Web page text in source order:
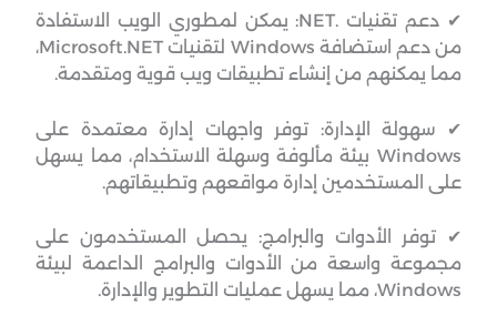
✔ دعم تقنيات .NET: يمكن لمطوري الويب الاستفادة
من دعم استضافة Windows لتقنيات Microsoft.NET،
مما يمكنهم من إنشاء تطبيقات ويب قوية ومتقدمة.
✔ سهولة الإدارة: توفر واجهات إدارة معتمدة على
Windows بيئة مألوفة وسهلة الاستخدام، مما يسهل
على المستخدمين إدارة مواقعهم وتطبيقاتهم.
✔ توفر الأدوات والبرامج: يحصل المستخدمون على
مجموعة واسعة من الأدوات والبرامج الداعمة لبيئة
Windows، مما يسهل عمليات التطوير والإدارة.